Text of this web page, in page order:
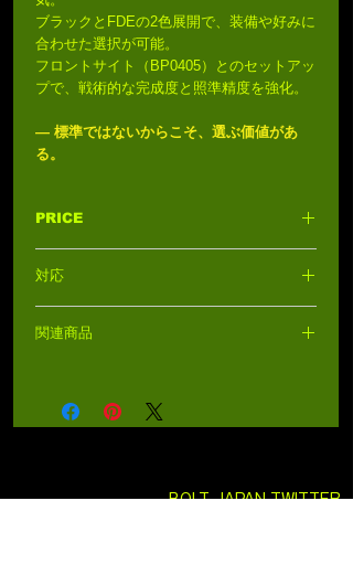
ブラックとFDEの2色展開で、装備や好みに
合わせた選択が可能。
フロントサイト（BP0405）とのセットアッ
プで、戦術的な完成度と照準精度を強化。
― 標準ではないからこそ、選ぶ価値があ
る。
PRICE
対応
関連商品
BOLT JAPAN TWITTER